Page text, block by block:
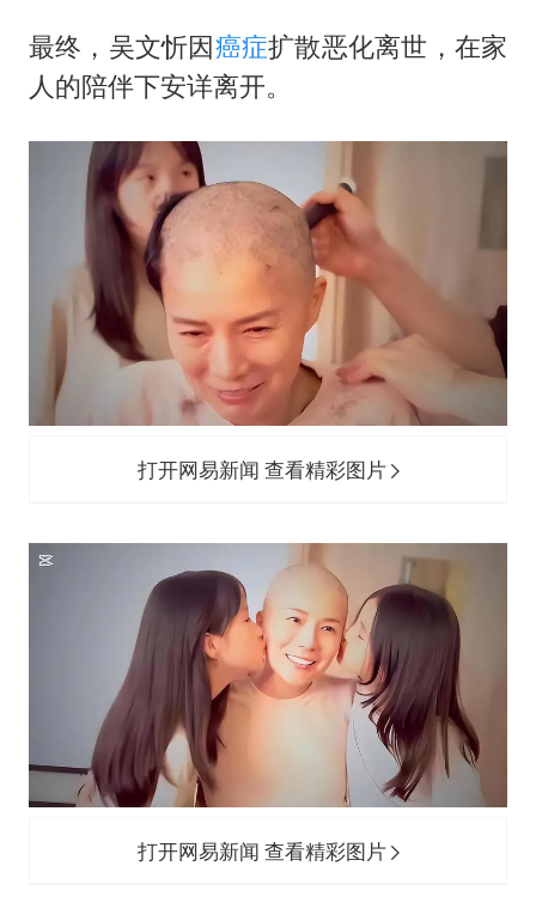
最终，吴文忻因癌症扩散恶化离世，在家
人的陪伴下安详离开。
打开网易新闻 查看精彩图片
打开网易新闻 查看精彩图片